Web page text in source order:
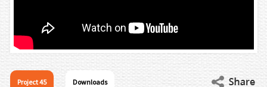
Project 45 Downloads